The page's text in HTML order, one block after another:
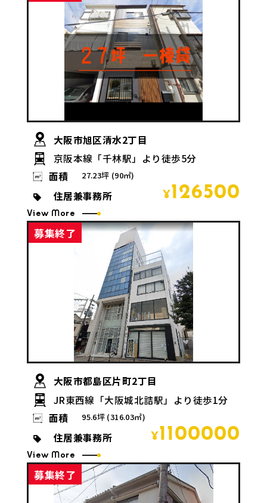
大阪市旭区清水2丁目
京阪本線「千林駅」より徒歩5分
面積
27.23坪 (90㎡)
住居兼事務所 ¥ 126500
View More
募集終了
大阪市都島区片町2丁目
JR東西線「大阪城北詰駅」より徒歩1分
面積
95.6坪 (316.03㎡)
住居兼事務所 ¥ 1100000
View More
募集終了